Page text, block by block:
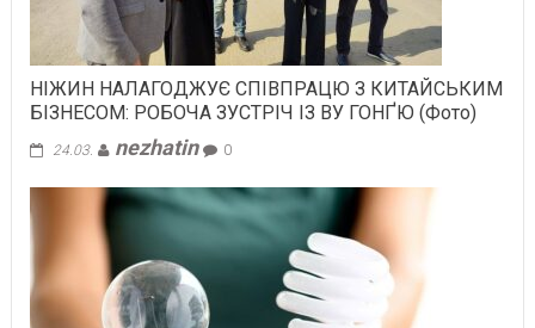
НІЖИН НАЛАГОДЖУЄ СПІВПРАЦЮ З КИТАЙСЬКИМ
БІЗНЕСОМ: РОБОЧА ЗУСТРІЧ ІЗ ВУ ГОНҐЮ (Фото)
24.03. nezhatin 0